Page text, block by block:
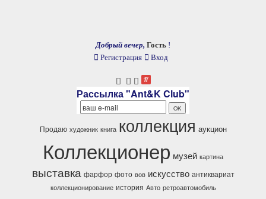
Добрый вечер, Гость !
Регистрация
Вход
Рассылка "Ant&K Club"
Продаю художник книга коллекция аукцион
Коллекционер музей картина
выставка фарфор фото вов искусство антиквариат
коллекционирование история Авто ретроавтомобиль